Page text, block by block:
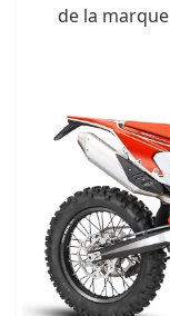
de la marque